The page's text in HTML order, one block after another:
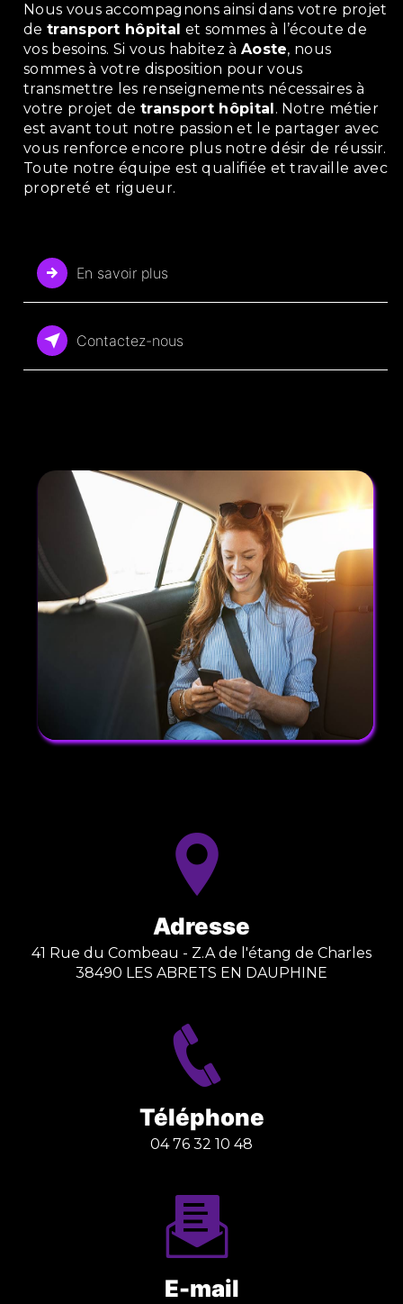
Nous vous accompagnons ainsi dans votre projet
de transport hôpital et sommes à l’écoute de
vos besoins. Si vous habitez à Aoste, nous
sommes à votre disposition pour vous
transmettre les renseignements nécessaires à
votre projet detransport hôpital. Notre métier
est avant tout notre passion et le partager avec
vous renforce encore plus notre désir de réussir.
Toute notre équipe est qualifiée et travaille avec
propreté et rigueur.
En savoir plus
Contactez-nous
Adresse
41 Rue du Combeau - Z.A de l'étang de Charles
38490 LES ABRETS EN DAUPHINE
Téléphone
04 76 32 10 48
E-mail